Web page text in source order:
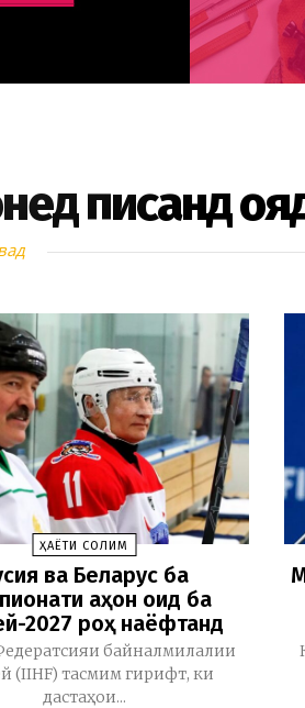
писанд
ҲАЁТИ СОЛИМ
ва Беларус ба
ҷаҳон оид ба
2027 роҳ наёфтанд
байналмилалии
(IIHF) тасмим гирифт, ки
дастаҳои...